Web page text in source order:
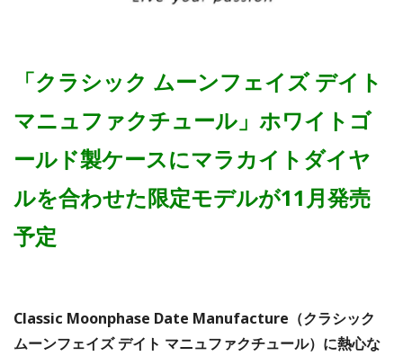
「クラシック ムーンフェイズ デイト
マニュファクチュール」ホワイトゴ
ールド製ケースにマラカイトダイヤ
ルを合わせた限定モデルが11月発売
予定
Classic Moonphase Date Manufacture（クラシック
ムーンフェイズ デイト マニュファクチュール）に熱心な